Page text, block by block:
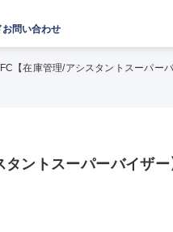
お問い合わせ
【在庫管理/アシスタントスーパー
ントスーパーバイザ